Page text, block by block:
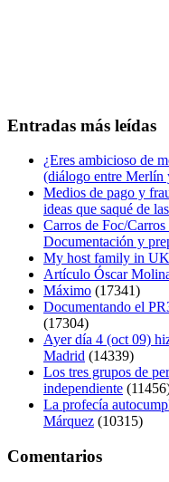
Entradas más leídas
¿Eres ambicioso de
(diálogo entre Merlín
Medios de pago y
ideas que saqué de
Carros de Foc/
Documentación y
My host family in UK
Artículo Óscar
Máximo (17341)
Documentando el
(17304)
Ayer día 4 (oct 09)
Madrid (14339)
Los tres grupos de
independiente
La profecía
Márquez (10315)
Comentarios